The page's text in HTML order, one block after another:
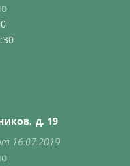
д. 19
16.07.2019